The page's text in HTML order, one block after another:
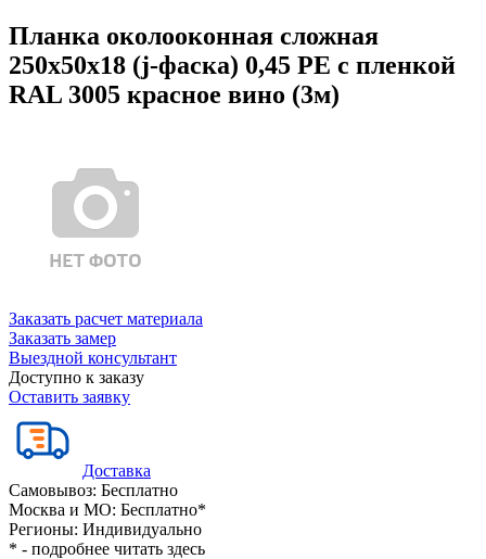
Планка околооконная сложная
250х50х18 (j-фаска) 0,45 PE с пленкой
RAL 3005 красное вино (3м)
Заказать расчет материала
Заказать замер
Выездной консультант
Доступно к заказу
Оставить заявку
Доставка
Самовывоз: Бесплатно
Москва и МО: Бесплатно*
Регионы: Индивидуально
* - подробнее читать здесь